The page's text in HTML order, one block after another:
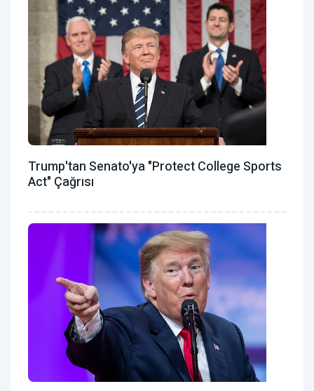
Trump'tan Senato'ya "Protect College Sports
Act" Çağrısı